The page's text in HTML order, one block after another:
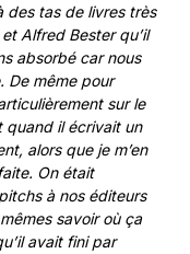
des tas de livres très
Alfred Bester qu’il
absorbé car nous
De même pour
sur le
quand il écrivait un
alors que je m’en
On était
à nos éditeurs
savoir où ça
avait fini par